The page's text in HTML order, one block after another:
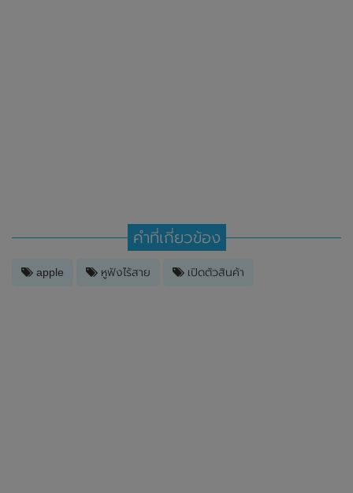
คำที่เกี่ยวข้อง
apple หูฟังไร้สาย เปิดตัวสินค้า